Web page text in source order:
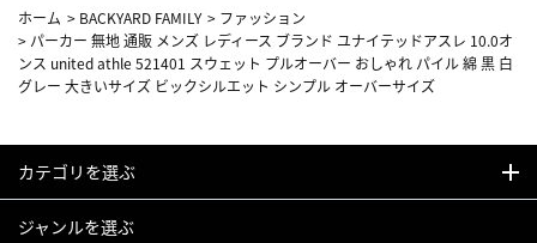
ホーム > BACKYARD FAMILY > ファッション
> パーカー 無地 通販 メンズ レディース ブランド ユナイテッドアスレ 10.0オ
ンス united athle 521401 スウェット プルオーバー おしゃれ パイル 綿 黒 白
グレー 大きいサイズ ビックシルエット シンプル オーバーサイズ
カテゴリを選ぶ
ジャンルを選ぶ